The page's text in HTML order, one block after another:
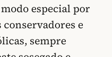
especial por
conservadores e
sempre